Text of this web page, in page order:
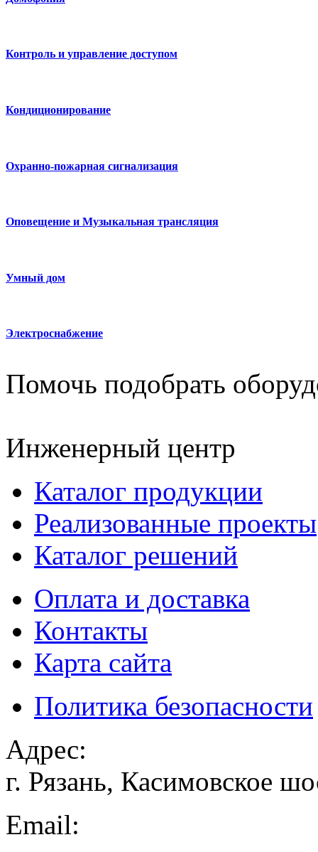
Контроль и управление доступом
Кондиционирование
Охранно-пожарная сигнализация
Оповещение и Музыкальная трансляция
Умный дом
Электроснабжение
Помочь подобрать
Инженерный центр
Каталог продукции
Реализованные проекты
Каталог решений
Оплата и доставка
Контакты
Карта сайта
Политика безопасности
Адрес:
г. Рязань, Касимовское
Email: